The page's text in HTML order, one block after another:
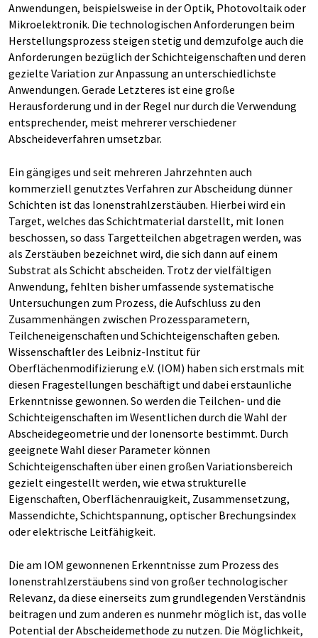
Anwendungen, beispielsweise in der Optik, Photovoltaik oder
Mikroelektronik. Die technologischen Anforderungen beim
Herstellungsprozess steigen stetig und demzufolge auch die
Anforderungen bezüglich der Schichteigenschaften und deren
gezielte Variation zur Anpassung an unterschiedlichste
Anwendungen. Gerade Letzteres ist eine große
Herausforderung und in der Regel nur durch die Verwendung
entsprechender, meist mehrerer verschiedener
Abscheideverfahren umsetzbar.
Ein gängiges und seit mehreren Jahrzehnten auch
kommerziell genutztes Verfahren zur Abscheidung dünner
Schichten ist das Ionenstrahlzerstäuben. Hierbei wird ein
Target, welches das Schichtmaterial darstellt, mit Ionen
beschossen, so dass Targetteilchen abgetragen werden, was
als Zerstäuben bezeichnet wird, die sich dann auf einem
Substrat als Schicht abscheiden. Trotz der vielfältigen
Anwendung, fehlten bisher umfassende systematische
Untersuchungen zum Prozess, die Aufschluss zu den
Zusammenhängen zwischen Prozessparametern,
Teilcheneigenschaften und Schichteigenschaften geben.
Wissenschaftler des Leibniz-Institut für
Oberflächenmodifizierung e.V. (IOM) haben sich erstmals mit
diesen Fragestellungen beschäftigt und dabei erstaunliche
Erkenntnisse gewonnen. So werden die Teilchen- und die
Schichteigenschaften im Wesentlichen durch die Wahl der
Abscheidegeometrie und der Ionensorte bestimmt. Durch
geeignete Wahl dieser Parameter können
Schichteigenschaften über einen großen Variationsbereich
gezielt eingestellt werden, wie etwa strukturelle
Eigenschaften, Oberflächenrauigkeit, Zusammensetzung,
Massendichte, Schichtspannung, optischer Brechungsindex
oder elektrische Leitfähigkeit.
Die am IOM gewonnenen Erkenntnisse zum Prozess des
Ionenstrahlzerstäubens sind von großer technologischer
Relevanz, da diese einerseits zum grundlegenden Verständnis
beitragen und zum anderen es nunmehr möglich ist, das volle
Potential der Abscheidemethode zu nutzen. Die Möglichkeit,